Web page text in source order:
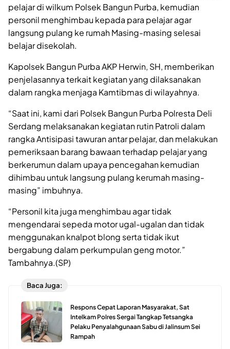
pelajar di wilkum Polsek Bangun Purba, kemudian
personil menghimbau kepada para pelajar agar
langsung pulang ke rumah Masing-masing selesai
belajar disekolah.
Kapolsek Bangun Purba AKP Herwin, SH, memberikan
penjelasannya terkait kegiatan yang dilaksanakan
dalam rangka menjaga Kamtibmas di wilayahnya.
“Saat ini, kami dari Polsek Bangun Purba Polresta Deli
Serdang melaksanakan kegiatan rutin Patroli dalam
rangka Antisipasi tawuran antar pelajar, dan melakukan
pemeriksaan barang bawaan terhadap pelajar yang
berkerumun dalam upaya pencegahan kemudian
dihimbau untuk langsung pulang kerumah masing-
masing” imbuhnya.
“Personil kita juga menghimbau agar tidak
mengendarai sepeda motor ugal-ugalan dan tidak
menggunakan knalpot blong serta tidak ikut
bergabung dalam perkumpulan geng motor.”
Tambahnya.(SP)
Baca Juga:
Respons Cepat Laporan Masyarakat, Sat
Intelkam Polres Sergai Tangkap Tetsangka
Pelaku Penyalahgunaan Sabu di Jalinsum Sei
Rampah